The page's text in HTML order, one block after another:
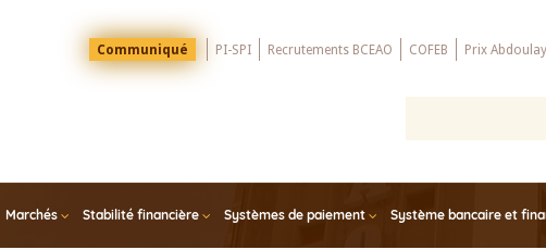
Menu
Top
Communiqué PI-SPI Recrutements BCEAO COFEB Prix
Marchés Stabilité financière Systèmes de paiement Système bancaire et